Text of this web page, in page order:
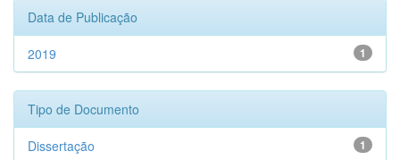
Data de Publicação
1
2019
Tipo de Documento
1
Dissertação